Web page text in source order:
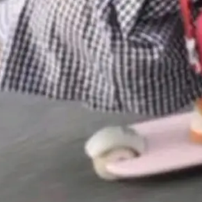
的高质量数据。医学影
不是算法，是专业医生
甲医院放射科副主任医
像课题。他需要在数百
细分割，让系统"...
京ICP备2025119063号